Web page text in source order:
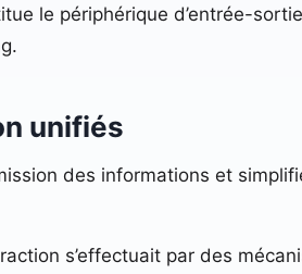
le périphérique d’entrée-
unifiés
des informations et
s’effectuait par des